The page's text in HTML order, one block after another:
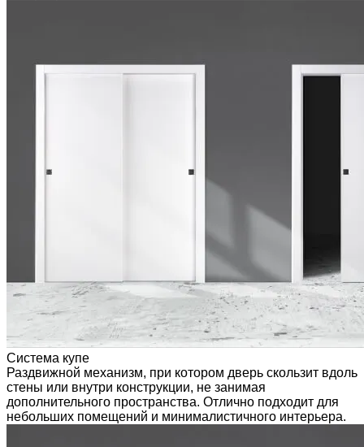
Система купе
Раздвижной механизм, при котором дверь скользит вдоль
стены или внутри конструкции, не занимая
дополнительного пространства. Отлично подходит для
небольших помещений и минималистичного интерьера.